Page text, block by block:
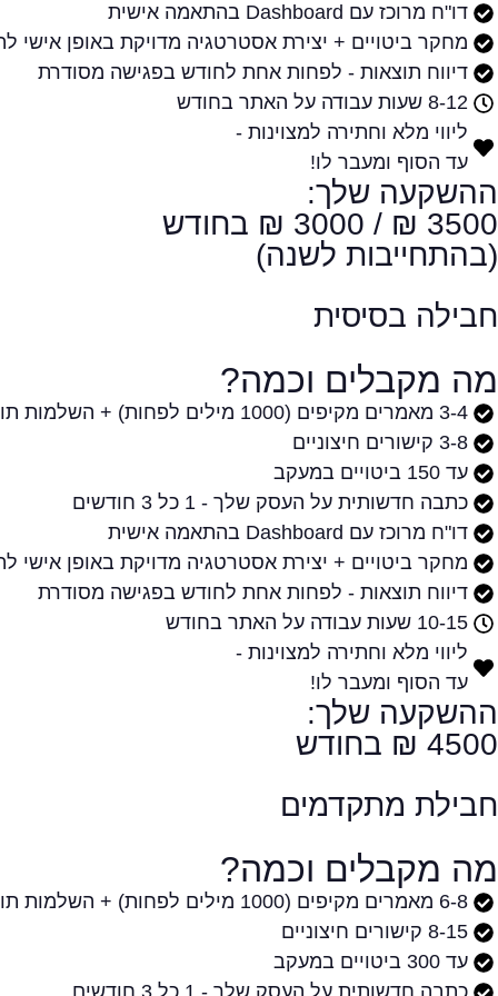
דו"ח מרוכז עם Dashboard בהתאמה אישית
מחקר ביטויים + יצירת אסטרטגיה מדויקת באופן אישי
דיווח תוצאות - לפחות אחת לחודש בפגישה מסודרת
8-12 שעות עבודה על האתר בחודש
ליווי מלא וחתירה למצוינות -
עד הסוף ומעבר לו!
ההשקעה שלך:
3500 ₪ / 3000 ₪ בחודש
(בהתחייבות לשנה)
חבילה בסיסית
מה מקבלים וכמה?
3-4 מאמרים מקיפים (1000 מילים לפחות) + השלמות תוכן
3-8 קישורים חיצוניים
עד 150 ביטויים במעקב
כתבה חדשותית על העסק שלך - 1 כל 3 חודשים
דו"ח מרוכז עם Dashboard בהתאמה אישית
מחקר ביטויים + יצירת אסטרטגיה מדויקת באופן אישי
דיווח תוצאות - לפחות אחת לחודש בפגישה מסודרת
10-15 שעות עבודה על האתר בחודש
ליווי מלא וחתירה למצוינות -
עד הסוף ומעבר לו!
ההשקעה שלך:
4500 ₪ בחודש
חבילת מתקדמים
מה מקבלים וכמה?
6-8 מאמרים מקיפים (1000 מילים לפחות) + השלמות תוכן
8-15 קישורים חיצוניים
עד 300 ביטויים במעקב